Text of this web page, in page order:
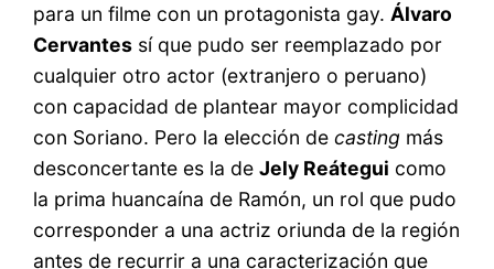
para un filme con un protagonista gay. Álvaro
Cervantes sí que pudo ser reemplazado por
cualquier otro actor (extranjero o peruano)
con capacidad de plantear mayor complicidad
con Soriano. Pero la elección decasting más
desconcertante es la deJely Reátegui como
la prima huancaína de Ramón, un rol que pudo
corresponder a una actriz oriunda de la región
antes de recurrir a una caracterización que